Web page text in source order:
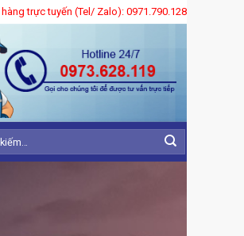
trực tuyến (Tel/ Zalo): 0971.790.128